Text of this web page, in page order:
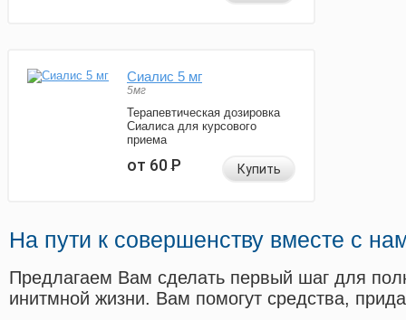
Сиалис 5 мг
5мг
Терапевтическая дозировка
Сиалиса для курсового
приема
от 60Р Купить
На пути к совершенству вместе с
Предлагаем Вам сделать первый шаг для
инитмной жизни. Вам помогут средства,